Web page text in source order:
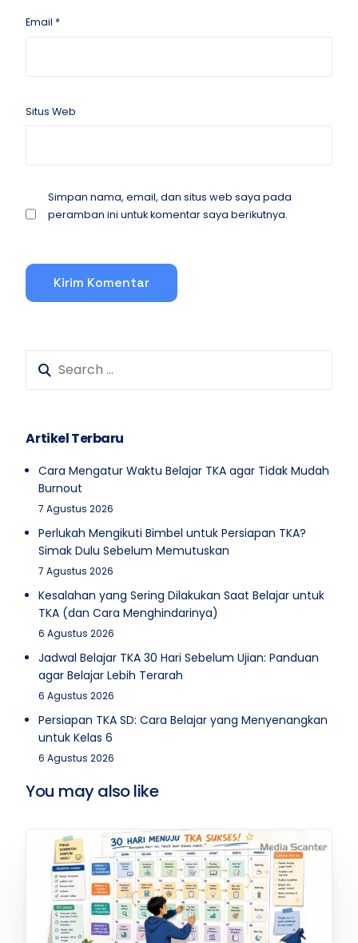
Email *
Situs Web
Simpan nama, email, dan situs web saya pada
peramban ini untuk komentar saya berikutnya.
Artikel Terbaru
Cara Mengatur Waktu Belajar TKA agar Tidak Mudah
Burnout
7 Agustus 2026
Perlukah Mengikuti Bimbel untuk Persiapan TKA?
Simak Dulu Sebelum Memutuskan
7 Agustus 2026
Kesalahan yang Sering Dilakukan Saat Belajar untuk
TKA (dan Cara Menghindarinya)
6 Agustus 2026
Jadwal Belajar TKA 30 Hari Sebelum Ujian: Panduan
agar Belajar Lebih Terarah
6 Agustus 2026
Persiapan TKA SD: Cara Belajar yang Menyenangkan
untuk Kelas 6
6 Agustus 2026
You may also like